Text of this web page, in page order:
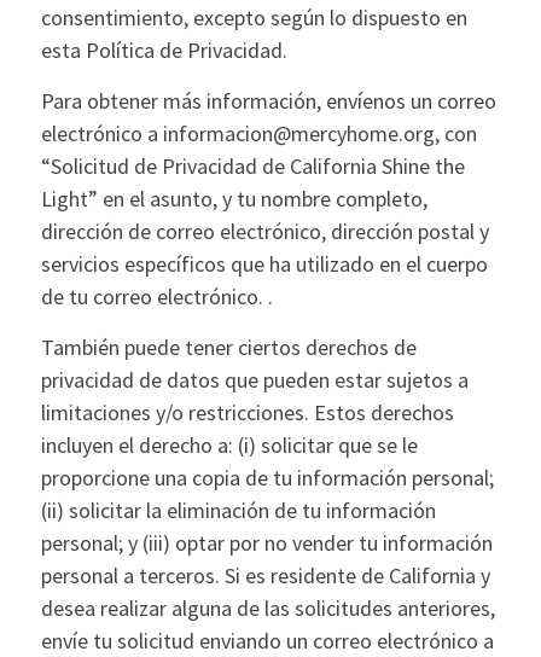
consentimiento, excepto según lo dispuesto en
esta Política de Privacidad.
Para obtener más información, envíenos un correo
electrónico a informacion@mercyhome.org, con
“Solicitud de Privacidad de California Shine the
Light” en el asunto, y tu nombre completo,
dirección de correo electrónico, dirección postal y
servicios específicos que ha utilizado en el cuerpo
de tu correo electrónico. .
También puede tener ciertos derechos de
privacidad de datos que pueden estar sujetos a
limitaciones y/o restricciones. Estos derechos
incluyen el derecho a: (i) solicitar que se le
proporcione una copia de tu información personal;
(ii) solicitar la eliminación de tu información
personal; y (iii) optar por no vender tu información
personal a terceros. Si es residente de California y
desea realizar alguna de las solicitudes anteriores,
envíe tu solicitud enviando un correo electrónico a